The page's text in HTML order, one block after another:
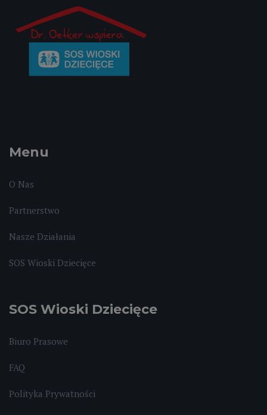
Menu
O Nas
Partnerstwo
Nasze Działania
SOS Wioski Dziecięce
SOS Wioski Dziecięce
Biuro Prasowe
FAQ
Polityka Prywatności